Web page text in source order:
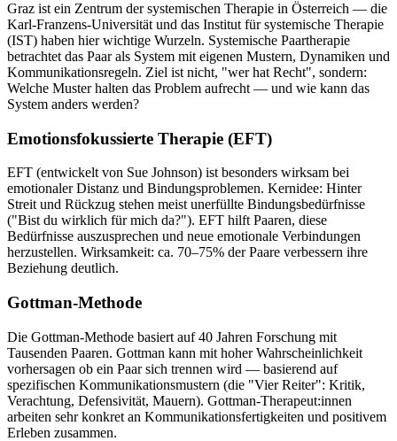
Graz ist ein Zentrum der systemischen Therapie in Österreich — die
Karl-Franzens-Universität und das Institut für systemische Therapie
(IST) haben hier wichtige Wurzeln. Systemische Paartherapie
betrachtet das Paar als System mit eigenen Mustern, Dynamiken und
Kommunikationsregeln. Ziel ist nicht, "wer hat Recht", sondern:
Welche Muster halten das Problem aufrecht — und wie kann das
System anders werden?
Emotionsfokussierte Therapie (EFT)
EFT (entwickelt von Sue Johnson) ist besonders wirksam bei
emotionaler Distanz und Bindungsproblemen. Kernidee: Hinter
Streit und Rückzug stehen meist unerfüllte Bindungsbedürfnisse
("Bist du wirklich für mich da?"). EFT hilft Paaren, diese
Bedürfnisse auszusprechen und neue emotionale Verbindungen
herzustellen. Wirksamkeit: ca. 70–75% der Paare verbessern ihre
Beziehung deutlich.
Gottman-Methode
Die Gottman-Methode basiert auf 40 Jahren Forschung mit
Tausenden Paaren. Gottman kann mit hoher Wahrscheinlichkeit
vorhersagen ob ein Paar sich trennen wird — basierend auf
spezifischen Kommunikationsmustern (die "Vier Reiter": Kritik,
Verachtung, Defensivität, Mauern). Gottman-Therapeut:innen
arbeiten sehr konkret an Kommunikationsfertigkeiten und positivem
Erleben zusammen.